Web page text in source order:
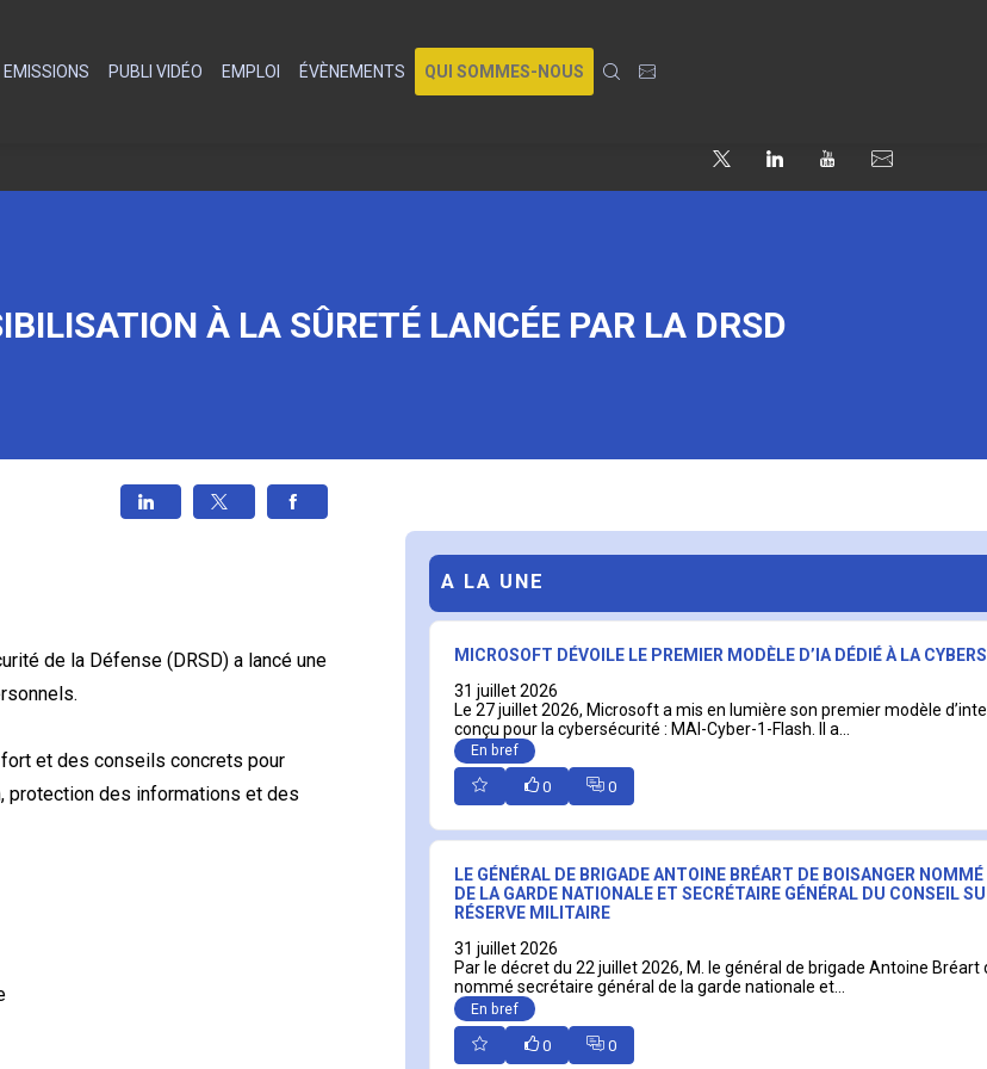
EMISSIONS PUBLI VIDÉO EMPLOI ÉVÈNEMENTS QUI SOMMES-NOUS
À LA SÛRETÉ LANCÉE PAR LA DRSD
de la Défense (DRSD) a lancé une
et des conseils concrets pour
protection des informations et des
A LA UNE
MICROSOFT DÉVOILE LE PREMIER MODÈLE D’IA DÉDIÉ À LA
31 juillet 2026
Le 27 juillet 2026, Microsoft a mis en lumière son premier modèle
conçu pour la cybersécurité : MAI-Cyber-1-Flash. Il a...
En bref
0 0
LE GÉNÉRAL DE BRIGADE ANTOINE BRÉART DE BOISANGER
DE LA GARDE NATIONALE ET SECRÉTAIRE GÉNÉRAL DU CONSEIL
RÉSERVE MILITAIRE
31 juillet 2026
Par le décret du 22 juillet 2026, M. le général de brigade Antoine Bréart
nommé secrétaire général de la garde nationale et...
En bref
0 0